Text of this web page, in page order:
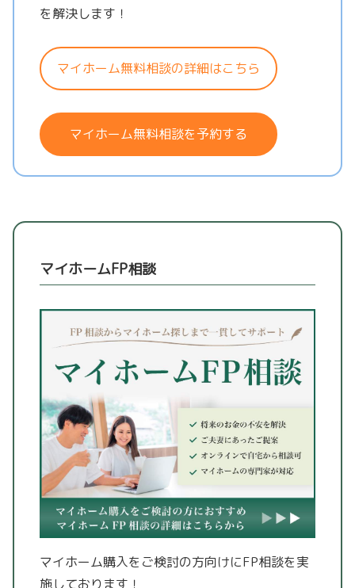
を解決します！
マイホーム無料相談の詳細はこちら
マイホーム無料相談を予約する
マイホームFP相談
マイホーム購入をご検討の方向けにFP相談を実
施しております！